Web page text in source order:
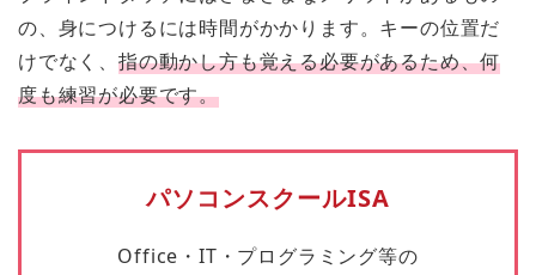
の、身につけるには時間がかかります。キーの位置だ
けでなく、 指の動かし方も覚える必要があるため、何
度も練習が必要です。
パソコンスクールISA
Office・IT・プログラミング等の